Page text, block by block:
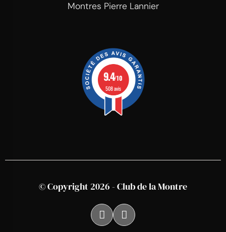
Montres Pierre Lannier
9.4/10
508 avis
© Copyright 2026 - Club de la Montre